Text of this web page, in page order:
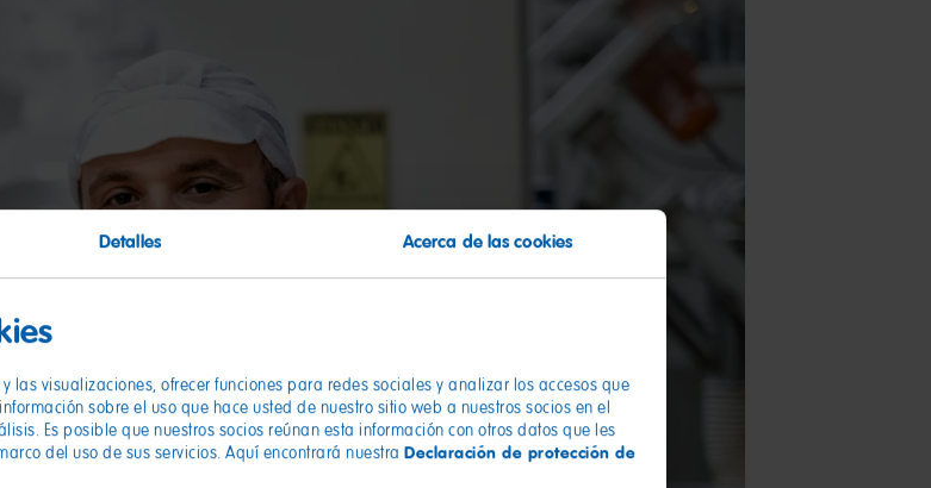
Detalles Acerca de las cookies
las visualizaciones, ofrecer funciones para redes sociales y analizar los accesos que
sobre el uso que hace usted de nuestro sitio web a nuestros socios en el
Es posible que nuestros socios reúnan esta información con otros datos que les
del uso de sus servicios. Aquí encontrará nuestra Declaración de protección de